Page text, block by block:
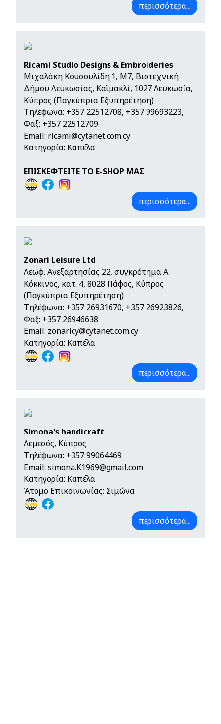
περισσότερα...
Ricami Studio Designs & Embroideries
Μιχαλάκη Κουσουλίδη 1, Μ7, Βιοτεχνική
Δήμου Λευκωσίας, Καϊμακλί, 1027 Λευκωσία,
Κύπρος (Παγκύπρια Εξυπηρέτηση)
Τηλέφωνα: +357 22512708, +357 99693223,
Φαξ: +357 22512709
Email: ricami@cytanet.com.cy
Κατηγορία: Καπέλα
ΕΠΙΣΚΕΦΤΕΙΤΕ ΤΟ E-SHOP ΜΑΣ
περισσότερα...
Zonari Leisure Ltd
Λεωφ. Ανεξαρτησίας 22, συγκρότημα Α.
Κόκκινος, κατ. 4, 8028 Πάφος, Κύπρος
(Παγκύπρια Εξυπηρέτηση)
Τηλέφωνα: +357 26931670, +357 26923826,
Φαξ: +357 26946638
Email: zonaricy@cytanet.com.cy
Κατηγορία: Καπέλα
περισσότερα...
Simona's handicraft
Λεμεσός, Κύπρος
Τηλέφωνα: +357 99064469
Email: simona.K1969@gmail.com
Κατηγορία: Καπέλα
Άτομο Επικοινωνίας: Σιμώνα
περισσότερα...